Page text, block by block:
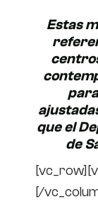
Estas
que el
de
[/